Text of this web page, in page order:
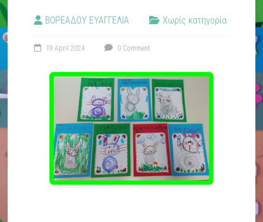
ΒΟΡΕΑΔΟΥ ΕΥΑΓΓΕΛΙΑ Χωρίς κατηγορία
19 April 2024 0 Comment